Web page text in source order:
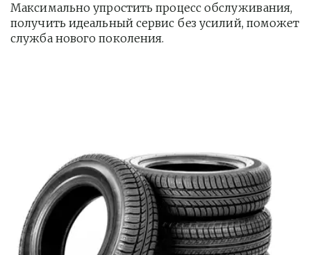
Максимально упростить процесс обслуживания,
получить идеальный сервис без усилий, поможет
служба нового поколения.